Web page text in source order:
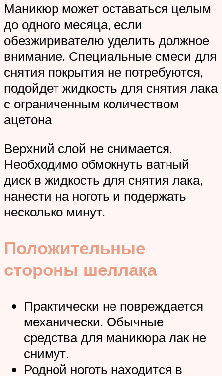
Маникюр может оставаться целым
до одного месяца, если
обезжиривателю уделить должное
внимание. Специальные смеси для
снятия покрытия не потребуются,
подойдет жидкость для снятия лака
с ограниченным количеством
ацетона
Верхний слой не снимается.
Необходимо обмокнуть ватный
диск в жидкость для снятия лака,
нанести на ноготь и подержать
несколько минут.
Положительные
стороны шеллака
Практически не повреждается
механически. Обычные
средства для маникюра лак не
снимут.
Родной ноготь находится в